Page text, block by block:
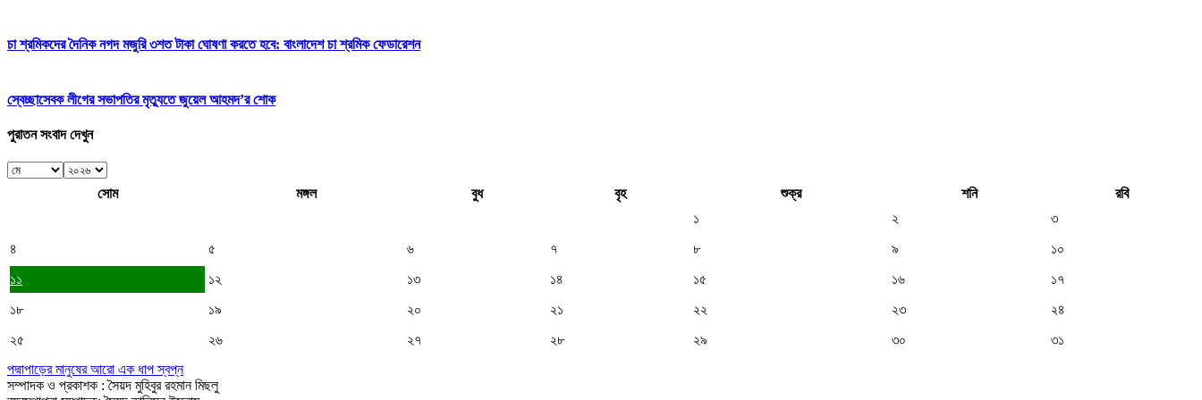
চা শ্রমিকদের দৈনিক নগদ মজুরি ৩শত টাকা ঘোষণা করতে হবে: বাংলাদেশ চা শ্রমিক ফেডারেশন
স্বেচ্ছাসেবক লীগের সভাপতির মৃত্যুতে জুয়েল আহমদ’র শোক
পুরাতন সংবাদ দেখুন
সোম মঙ্গল বুধ বৃহ শুক্র শনি
রবি
১
২
৩
৪
৫ ৬ ৭ ৮ ৯
১০
১১
১২ ১৩ ১৪ ১৫ ১৬
১৭
১৮
১৯ ২০ ২১ ২২ ২৩
২৪
২৫
২৬ ২৭ ২৮ ২৯ ৩০
৩১
পদ্মাপাড়ের মানুষের আরো এক ধাপ স্বপ্ন
সম্পাদক ও প্রকাশক : সৈয়দ মুহিবুর রহমান মিছলু